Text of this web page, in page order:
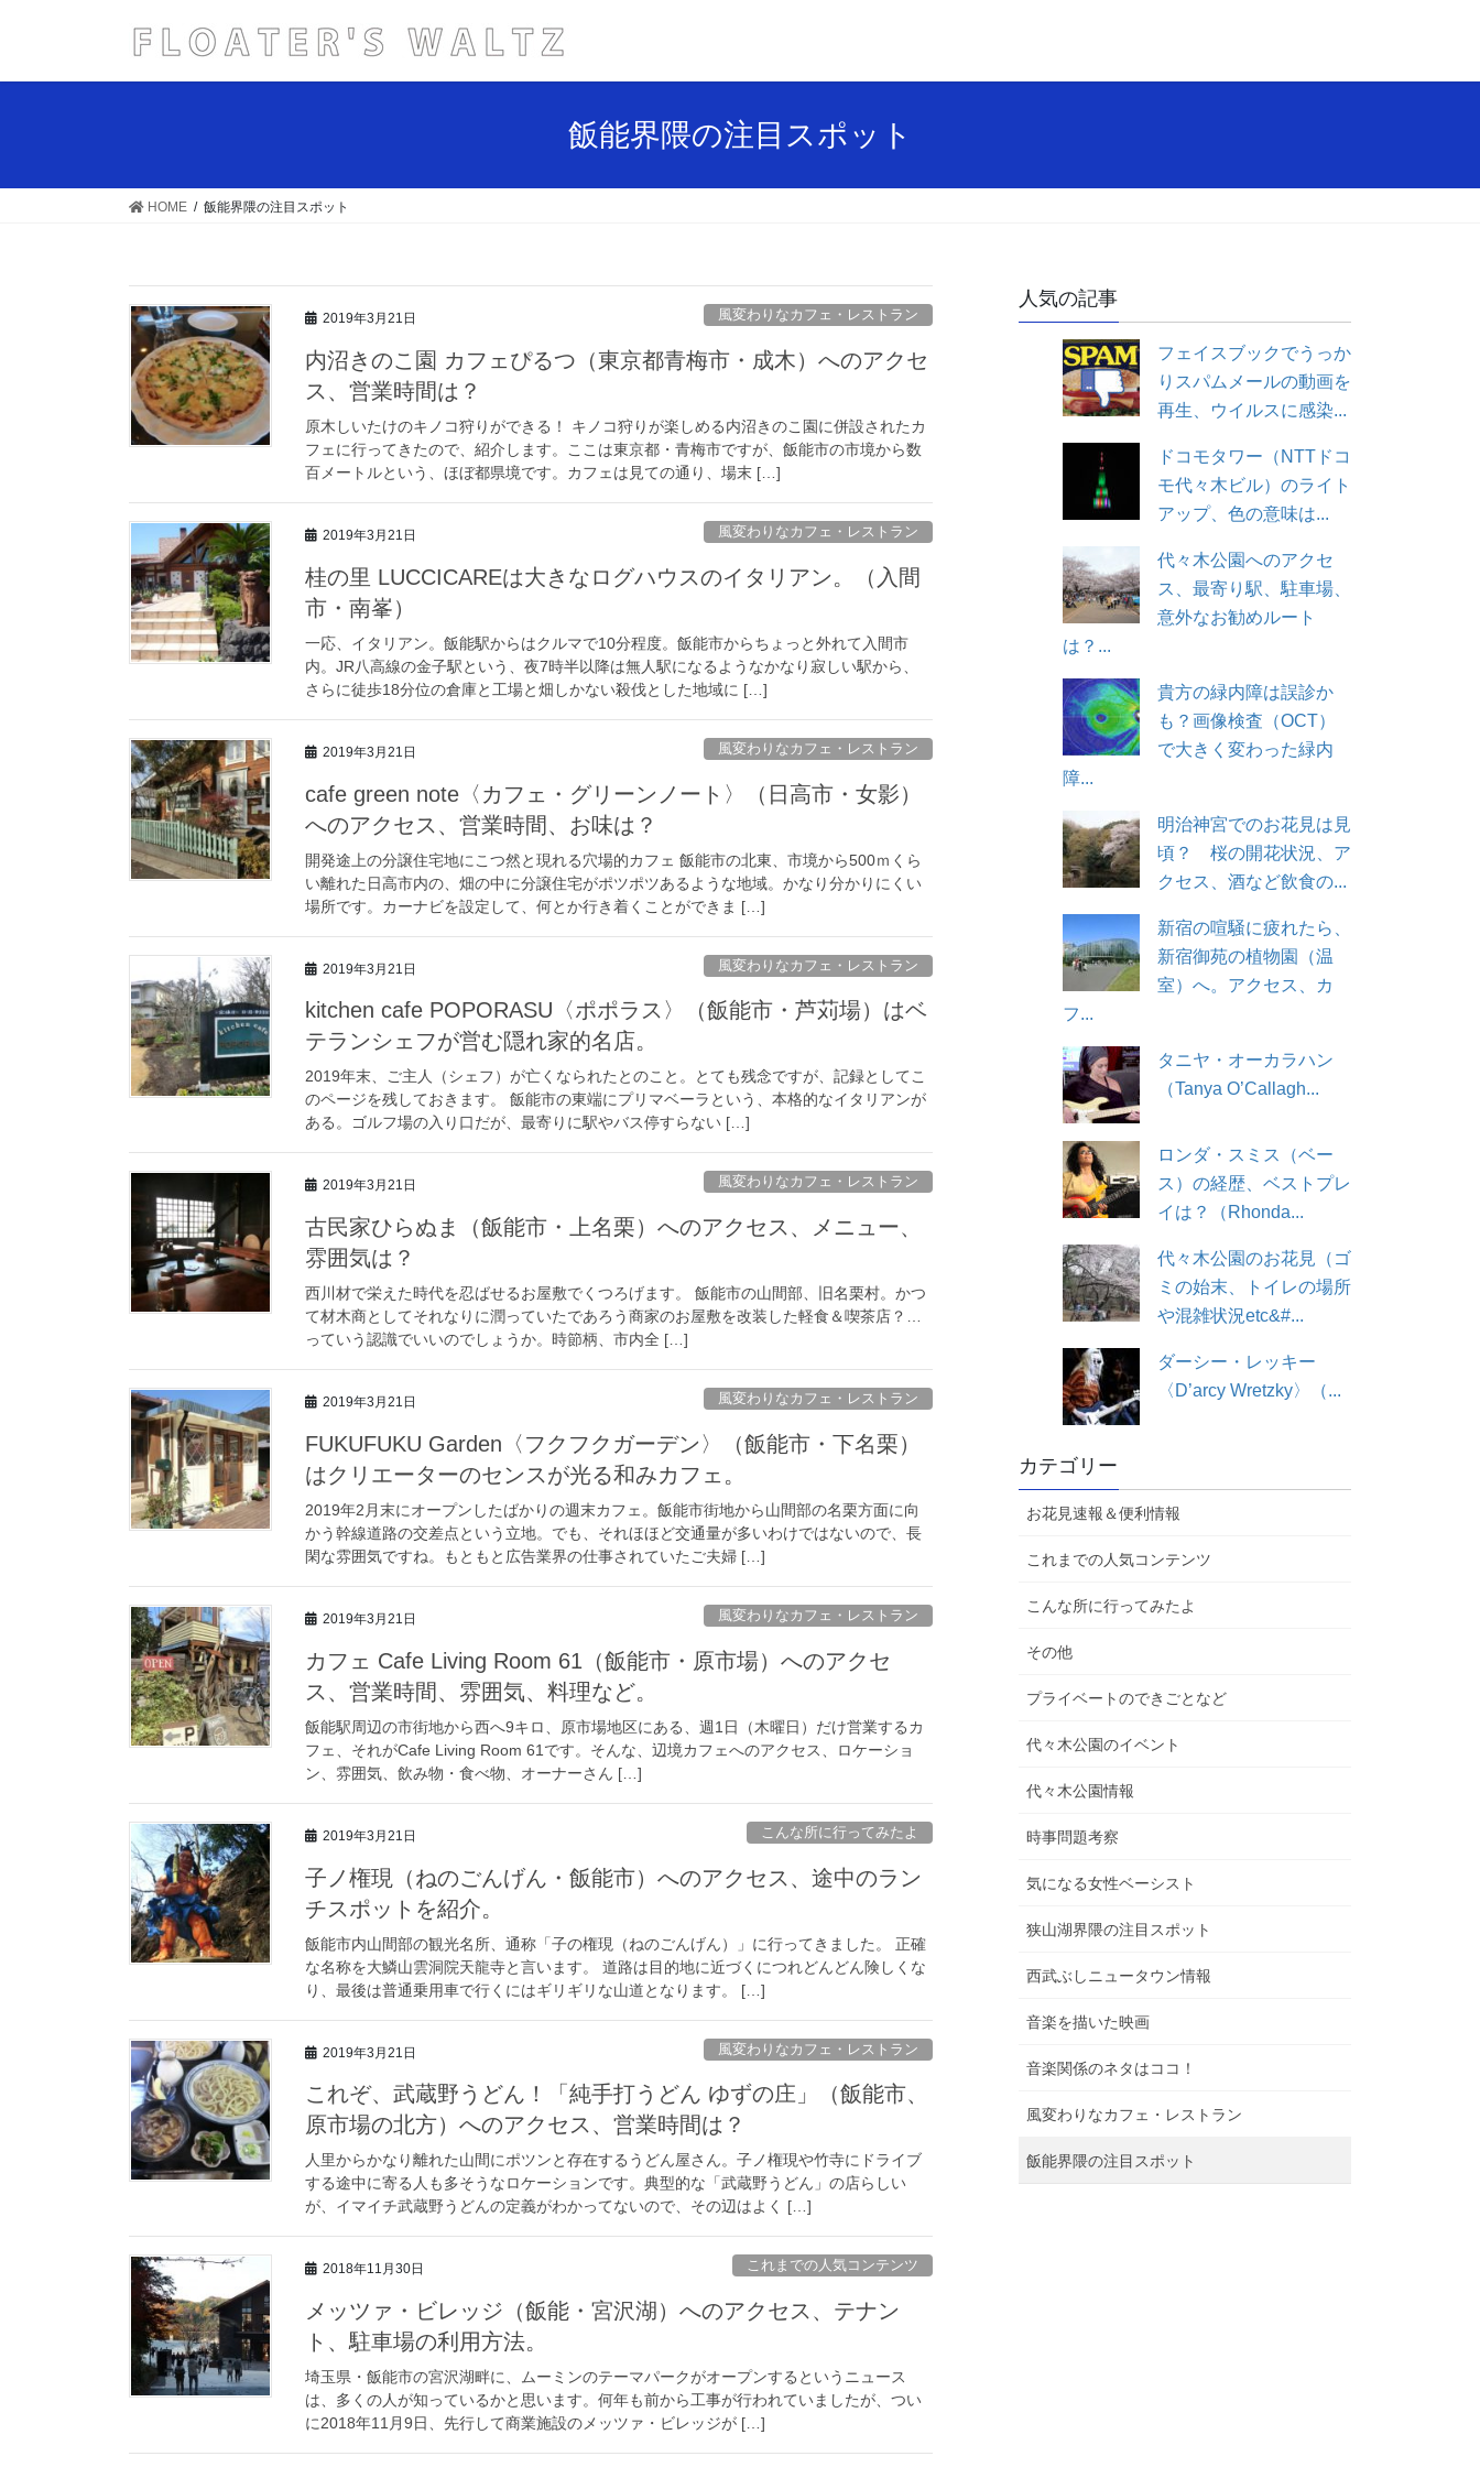
飯能界隈の注目スポット
HOME 飯能界隈の注目スポット
2019年3月21日 風変わりなカフェ・レストラン
内沼きのこ園 カフェぴるつ（東京都青梅市・成木）へのアクセ
ス、営業時間は？
原木しいたけのキノコ狩りができる！ キノコ狩りが楽しめる内沼きのこ園に併設されたカ
フェに行ってきたので、紹介します。ここは東京都・青梅市ですが、飯能市の市境から数
百メートルという、ほぼ都県境です。カフェは見ての通り、場末 […]
2019年3月21日 風変わりなカフェ・レストラン
桂の里 LUCCICAREは大きなログハウスのイタリアン。（入間
市・南峯）
一応、イタリアン。飯能駅からはクルマで10分程度。飯能市からちょっと外れて入間市
内。JR八高線の金子駅という、夜7時半以降は無人駅になるようなかなり寂しい駅から、
さらに徒歩18分位の倉庫と工場と畑しかない殺伐とした地域に […]
2019年3月21日 風変わりなカフェ・レストラン
cafe green note〈カフェ・グリーンノート〉（日高市・女影）
へのアクセス、営業時間、お味は？
開発途上の分譲住宅地にこつ然と現れる穴場的カフェ 飯能市の北東、市境から500ｍくら
い離れた日高市内の、畑の中に分譲住宅がポツポツあるような地域。かなり分かりにくい
場所です。カーナビを設定して、何とか行き着くことができま […]
2019年3月21日 風変わりなカフェ・レストラン
kitchen cafe POPORASU〈ポポラス〉（飯能市・芦苅場）はベ
テランシェフが営む隠れ家的名店。
2019年末、ご主人（シェフ）が亡くなられたとのこと。とても残念ですが、記録としてこ
のページを残しておきます。 飯能市の東端にプリマベーラという、本格的なイタリアンが
ある。ゴルフ場の入り口だが、最寄りに駅やバス停すらない […]
2019年3月21日 風変わりなカフェ・レストラン
古民家ひらぬま（飯能市・上名栗）へのアクセス、メニュー、
雰囲気は？
西川材で栄えた時代を忍ばせるお屋敷でくつろげます。 飯能市の山間部、旧名栗村。かつ
て材木商としてそれなりに潤っていたであろう商家のお屋敷を改装した軽食＆喫茶店？…
っていう認識でいいのでしょうか。時節柄、市内全 […]
2019年3月21日 風変わりなカフェ・レストラン
FUKUFUKU Garden〈フクフクガーデン〉（飯能市・下名栗）
はクリエーターのセンスが光る和みカフェ。
2019年2月末にオープンしたばかりの週末カフェ。飯能市街地から山間部の名栗方面に向
かう幹線道路の交差点という立地。でも、それほほど交通量が多いわけではないので、長
閑な雰囲気ですね。もともと広告業界の仕事されていたご夫婦 […]
2019年3月21日 風変わりなカフェ・レストラン
カフェ Cafe Living Room 61（飯能市・原市場）へのアクセ
ス、営業時間、雰囲気、料理など。
飯能駅周辺の市街地から西へ9キロ、原市場地区にある、週1日（木曜日）だけ営業するカ
フェ、それがCafe Living Room 61です。そんな、辺境カフェへのアクセス、ロケーショ
ン、雰囲気、飲み物・食べ物、オーナーさん […]
2019年3月21日 こんな所に行ってみたよ
子ノ権現（ねのごんげん・飯能市）へのアクセス、途中のラン
チスポットを紹介。
飯能市内山間部の観光名所、通称「子の権現（ねのごんげん）」に行ってきました。 正確
な名称を大鱗山雲洞院天龍寺と言います。 道路は目的地に近づくにつれどんどん険しくな
り、最後は普通乗用車で行くにはギリギリな山道となります。 […]
2019年3月21日 風変わりなカフェ・レストラン
これぞ、武蔵野うどん！「純手打うどん ゆずの庄」（飯能市、
原市場の北方）へのアクセス、営業時間は？
人里からかなり離れた山間にポツンと存在するうどん屋さん。子ノ権現や竹寺にドライブ
する途中に寄る人も多そうなロケーションです。典型的な「武蔵野うどん」の店らしい
が、イマイチ武蔵野うどんの定義がわかってないので、その辺はよく […]
2018年11月30日 これまでの人気コンテンツ
メッツァ・ビレッジ（飯能・宮沢湖）へのアクセス、テナン
ト、駐車場の利用方法。
埼玉県・飯能市の宮沢湖畔に、ムーミンのテーマパークがオープンするというニュース
は、多くの人が知っているかと思います。何年も前から工事が行われていましたが、つい
に2018年11月9日、先行して商業施設のメッツァ・ビレッジが […]
人気の記事
フェイスブックでうっか
りスパムメールの動画を
再生、ウイルスに感染...
ドコモタワー（NTTドコ
モ代々木ビル）のライト
アップ、色の意味は...
代々木公園へのアクセ
ス、最寄り駅、駐車場、
意外なお勧めルート
は？...
貴方の緑内障は誤診か
も？画像検査（OCT）
で大きく変わった緑内
障...
明治神宮でのお花見は見
頃？ 桜の開花状況、ア
クセス、酒など飲食の...
新宿の喧騒に疲れたら、
新宿御苑の植物園（温
室）へ。アクセス、カ
フ...
タニヤ・オーカラハン
（Tanya O’Callagh...
ロンダ・スミス（ベー
ス）の経歴、ベストプレ
イは？（Rhonda...
代々木公園のお花見（ゴ
ミの始末、トイレの場所
や混雑状況etc&#...
ダーシー・レッキー
〈D’arcy Wretzky〉（...
カテゴリー
お花見速報＆便利情報
これまでの人気コンテンツ
こんな所に行ってみたよ
その他
プライベートのできごとなど
代々木公園のイベント
代々木公園情報
時事問題考察
気になる女性ベーシスト
狭山湖界隈の注目スポット
西武ぶしニュータウン情報
音楽を描いた映画
音楽関係のネタはココ！
風変わりなカフェ・レストラン
飯能界隈の注目スポット